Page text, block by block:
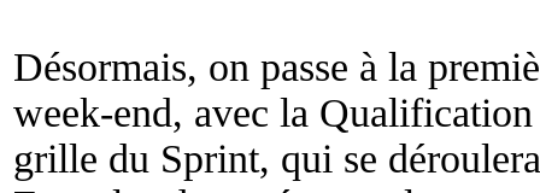
Désormais, on passe à la
week-end, avec la
grille du Sprint, qui se